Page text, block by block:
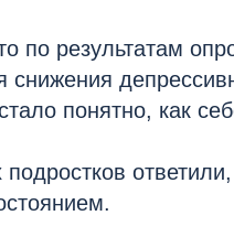
по результатам
снижения
понятно, как